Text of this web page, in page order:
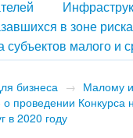
в зоне
малого и
бизнеса → Малому
Конкурса
в 2020 году